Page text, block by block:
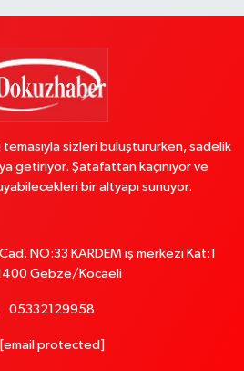
sizleri buluştururken, sadelik
getiriyor. Şatafattan kaçınıyor ve
bir altyapı sunuyor.
Cad. NO:33 KARDEM iş merkezi Kat:1
Gebze/Kocaeli
05332129958
[email protected]